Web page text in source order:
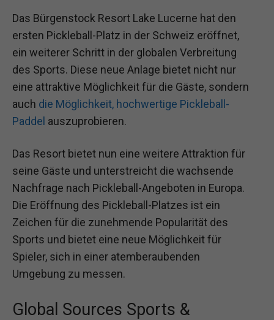
Das Bürgenstock Resort Lake Lucerne hat den
ersten Pickleball-Platz in der Schweiz eröffnet,
ein weiterer Schritt in der globalen Verbreitung
des Sports. Diese neue Anlage bietet nicht nur
eine attraktive Möglichkeit für die Gäste, sondern
auch die Möglichkeit, hochwertige Pickleball-
Paddel auszuprobieren.
Das Resort bietet nun eine weitere Attraktion für
seine Gäste und unterstreicht die wachsende
Nachfrage nach Pickleball-Angeboten in Europa.
Die Eröffnung des Pickleball-Platzes ist ein
Zeichen für die zunehmende Popularität des
Sports und bietet eine neue Möglichkeit für
Spieler, sich in einer atemberaubenden
Umgebung zu messen.
Global Sources Sports &